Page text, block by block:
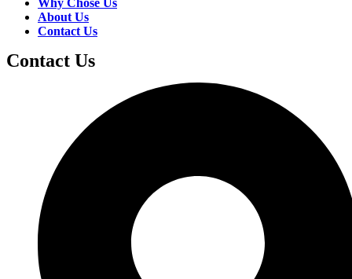
About Us
Contact Us
Contact Us